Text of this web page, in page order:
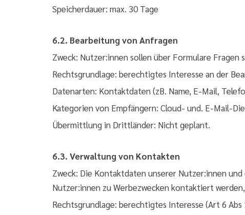
Speicherdauer: max. 30 Tage
6.2. Bearbeitung von Anfragen
Zweck: Nutzer:innen sollen über Formulare Fragen
Rechtsgrundlage: berechtigtes Interesse an der
Datenarten: Kontaktdaten (zB. Name, E-Mail,
Kategorien von Empfängern: Cloud- und. E-Mail-
Übermittlung in Drittländer: Nicht geplant.
6.3. Verwaltung von Kontakten
Zweck: Die Kontaktdaten unserer Nutzer:innen
Nutzer:innen zu Werbezwecken kontaktiert
Rechtsgrundlage: berechtigtes Interesse (Art 6